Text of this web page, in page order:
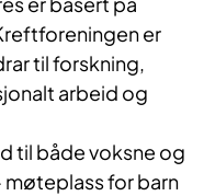
er
til forskning,
arbeid og
til både voksne og
møteplass for barn